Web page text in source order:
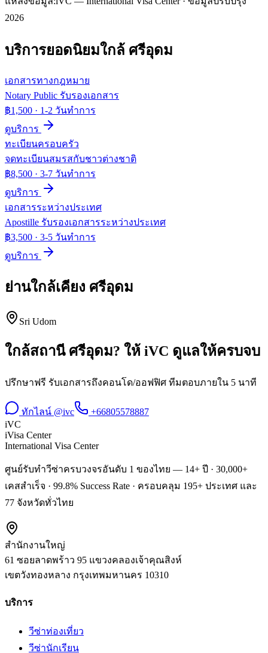
2026
บริการยอดนิยมใกล้ ศรีอุดม
เอกสารทางกฎหมาย
Notary Public รับรองเอกสาร
฿1,500 · 1-2 วันทำการ
ดูบริการ
ทะเบียนครอบครัว
จดทะเบียนสมรสกับชาวต่างชาติ
฿8,500 · 3-7 วันทำการ
ดูบริการ
เอกสารระหว่างประเทศ
Apostille รับรองเอกสารระหว่างประเทศ
฿3,500 · 3-5 วันทำการ
ดูบริการ
ย่านใกล้เคียง ศรีอุดม
Sri Udom
ใกล้สถานี ศรีอุดม? ให้ iVC ดูแลให้ครบจบ
ปรึกษาฟรี รับเอกสารถึงคอนโด/ออฟฟิศ ทีมตอบภายใน 5 นาที
ทักไลน์ @ivc
+66805578887
iVC
iVisa Center
International Visa Center
ศูนย์รับทำวีซ่าครบวงจรอันดับ 1 ของไทย — 14+ ปี · 30,000+
เคสสำเร็จ · 99.8% Success Rate · ครอบคลุม 195+ ประเทศ และ
77 จังหวัดทั่วไทย
สำนักงานใหญ่
61 ซอยลาดพร้าว 95 แขวงคลองเจ้าคุณสิงห์
เขตวังทองหลาง กรุงเทพมหานคร 10310
บริการ
วีซ่าท่องเที่ยว
วีซ่านักเรียน